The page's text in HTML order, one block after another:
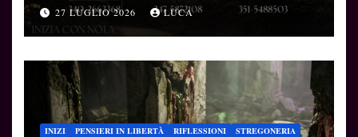
27 LUGLIO 2026 LUCA
INIZI PENSIERI IN LIBERTÀ RIFLESSIONI
STREGONERIA